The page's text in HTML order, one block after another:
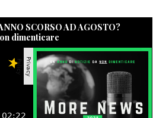
SCORSO AD AGOSTO?
dimenticare